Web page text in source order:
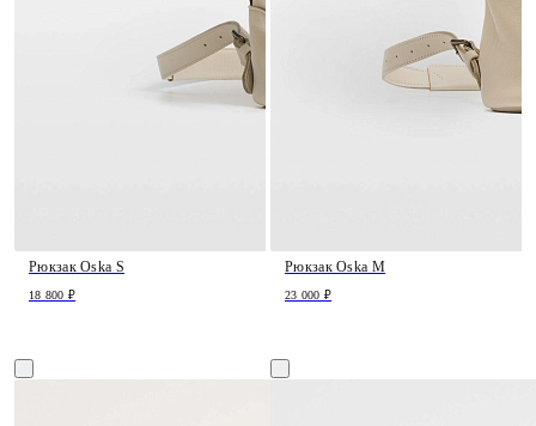
Рюкзак Oska S
18 800 ₽
Рюкзак Oska M
23 000 ₽